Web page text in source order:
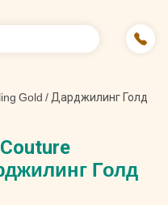
Gold / Дарджилинг Голд
Голд